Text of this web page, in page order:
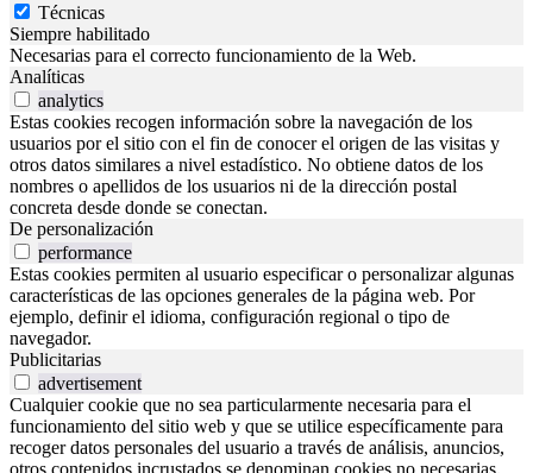
Técnicas
Siempre habilitado
Necesarias para el correcto funcionamiento de la Web.
Analíticas
analytics
Estas cookies recogen información sobre la navegación de los
usuarios por el sitio con el fin de conocer el origen de las visitas y
otros datos similares a nivel estadístico. No obtiene datos de los
nombres o apellidos de los usuarios ni de la dirección postal
concreta desde donde se conectan.
De personalización
performance
Estas cookies permiten al usuario especificar o personalizar algunas
características de las opciones generales de la página web. Por
ejemplo, definir el idioma, configuración regional o tipo de
navegador.
Publicitarias
advertisement
Cualquier cookie que no sea particularmente necesaria para el
funcionamiento del sitio web y que se utilice específicamente para
recoger datos personales del usuario a través de análisis, anuncios,
otros contenidos incrustados se denominan cookies no necesarias.